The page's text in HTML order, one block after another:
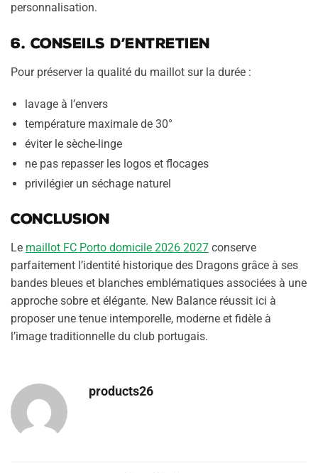
personnalisation.
6. Conseils d’entretien
Pour préserver la qualité du maillot sur la durée :
lavage à l’envers
température maximale de 30°
éviter le sèche-linge
ne pas repasser les logos et flocages
privilégier un séchage naturel
Conclusion
Le maillot FC Porto domicile 2026 2027 conserve
parfaitement l’identité historique des Dragons grâce à ses
bandes bleues et blanches emblématiques associées à une
approche sobre et élégante. New Balance réussit ici à
proposer une tenue intemporelle, moderne et fidèle à
l’image traditionnelle du club portugais.
products26